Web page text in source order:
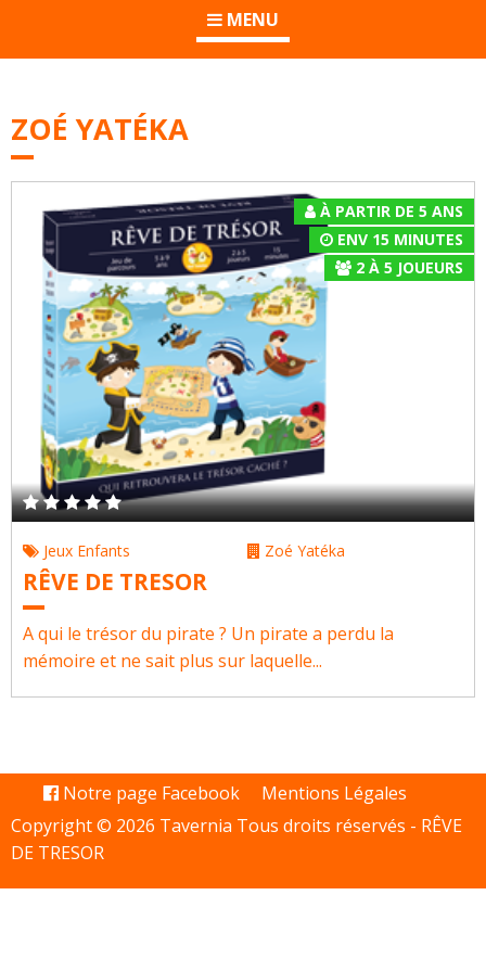
MENU
ZOÉ YATÉKA
À PARTIR DE 5 ANS
ENV 15 MINUTES
2À 5 JOUEURS
Jeux Enfants Zoé Yatéka
RÊVE DE TRESOR
A qui le trésor du pirate ? Un pirate a perdu la
mémoire et ne sait plus sur laquelle...
Notre page Facebook
Mentions Légales
Copyright © 2026 Tavernia Tous droits réservés - RÊVE
DE TRESOR